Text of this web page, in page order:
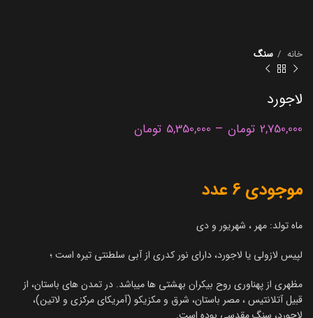
خانه سنگ
لاجورد
2,750,000 تومان –
5,350,000 تومان
موجودی 6 عدد
ماه تولد: مهر ، شهریور و دی
لپیس لازولی یا لاجورد، دارای نور کدری از آبی سلطنتی تیره است ؛
مظهری از پهناوری روح بیکران بهشتی ها میباشد. در تمدن های باستان، از
قبیل آتلانتیس ، مصر باستان، شرق و مکزیکو (آمریکای مرکزی و لاتین)،